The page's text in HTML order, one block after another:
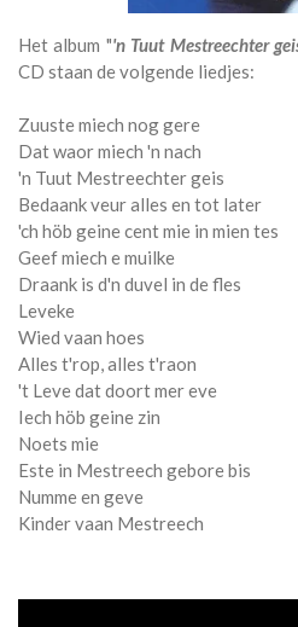
Het album "'n Tuut Mestreechter
CD staan de volgende liedjes:
Zuuste miech nog gere
Dat waor miech 'n nach
'n Tuut Mestreechter geis
Bedaank veur alles en tot later
'ch höb geine cent mie in mien tes
Geef miech e muilke
Draank is d'n duvel in de fles
Leveke
Wied vaan hoes
Alles t'rop, alles t'raon
't Leve dat doort mer eve
Iech höb geine zin
Noets mie
Este in Mestreech gebore bis
Numme en geve
Kinder vaan Mestreech